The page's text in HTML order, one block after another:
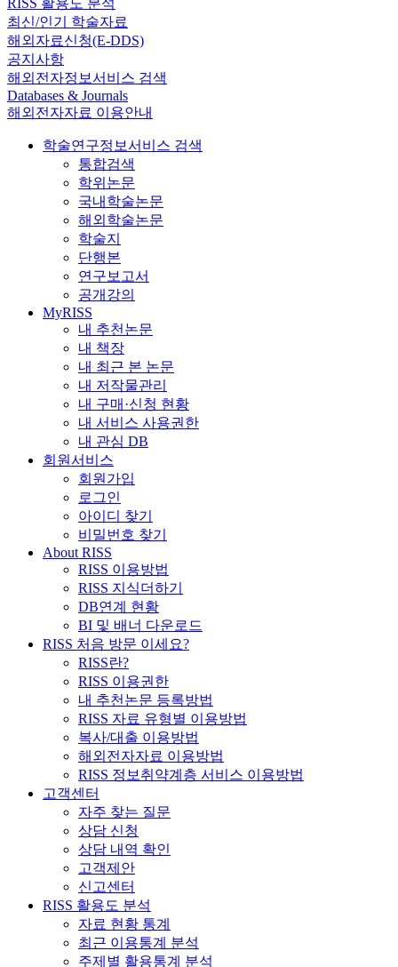
RISS 활용도 분석
최신/인기 학술자료
해외자료신청(E-DDS)
공지사항
해외전자정보서비스 검색
Databases & Journals
해외전자자료 이용안내
학술연구정보서비스 검색
통합검색
학위논문
국내학술논문
해외학술논문
학술지
단행본
연구보고서
공개강의
MyRISS
내 추천논문
내 책장
내 최근 본 논문
내 저작물관리
내 구매·신청 현황
내 서비스 사용권한
내 관심 DB
회원서비스
회원가입
로그인
아이디 찾기
비밀번호 찾기
About RISS
RISS 이용방법
RISS 지식더하기
DB연계 현황
BI 및 배너 다운로드
RISS 처음 방문 이세요?
RISS란?
RISS 이용권한
내 추천논문 등록방법
RISS 자료 유형별 이용방법
복사/대출 이용방법
해외전자자료 이용방법
RISS 정보취약계층 서비스 이용방법
고객센터
자주 찾는 질문
상담 신청
상담 내역 확인
고객제안
신고센터
RISS 활용도 분석
자료 현황 통계
최근 이용통계 분석
주제별 활용통계 분석